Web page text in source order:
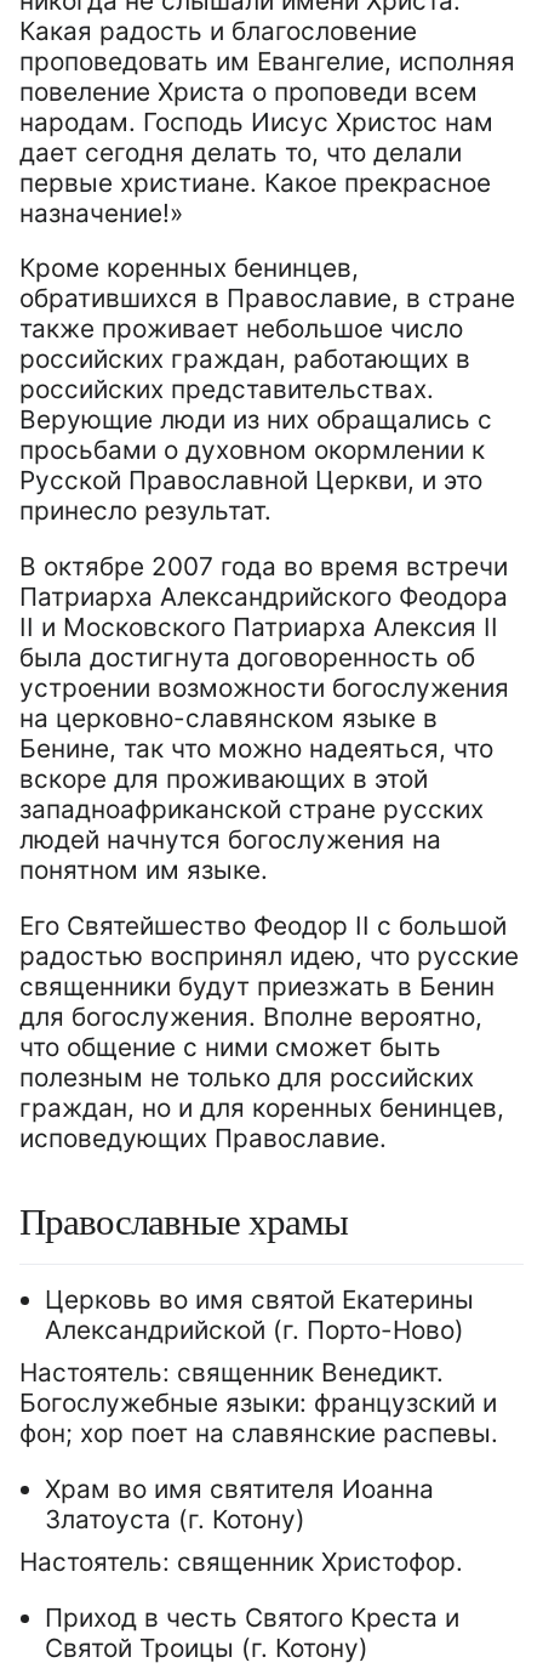
Какая радость и благословение
проповедовать им Евангелие, исполняя
повеление Христа о проповеди всем
народам. Господь Иисус Христос нам
дает сегодня делать то, что делали
первые христиане. Какое прекрасное
назначение!»
Кроме коренных бенинцев,
обратившихся в Православие, в стране
также проживает небольшое число
российских граждан, работающих в
российских представительствах.
Верующие люди из них обращались с
просьбами о духовном окормлении к
Русской Православной Церкви, и это
принесло результат.
В октябре 2007 года во время встречи
Патриарха Александрийского Феодора
II и Московского Патриарха Алексия II
была достигнута договоренность об
устроении возможности богослужения
на церковно-славянском языке в
Бенине, так что можно надеяться, что
вскоре для проживающих в этой
западноафриканской стране русских
людей начнутся богослужения на
понятном им языке.
Его Святейшество Феодор II с большой
радостью воспринял идею, что русские
священники будут приезжать в Бенин
для богослужения. Вполне вероятно,
что общение с ними сможет быть
полезным не только для российских
граждан, но и для коренных бенинцев,
исповедующих Православие.
Православные храмы
Церковь во имя святой Екатерины
Александрийской (г. Порто-Ново)
Настоятель: священник Венедикт.
Богослужебные языки: французский и
фон; хор поет на славянские распевы.
Храм во имя святителя Иоанна
Златоуста (г. Котону)
Настоятель: священник Христофор.
Приход в честь Святого Креста и
Святой Троицы (г. Котону)